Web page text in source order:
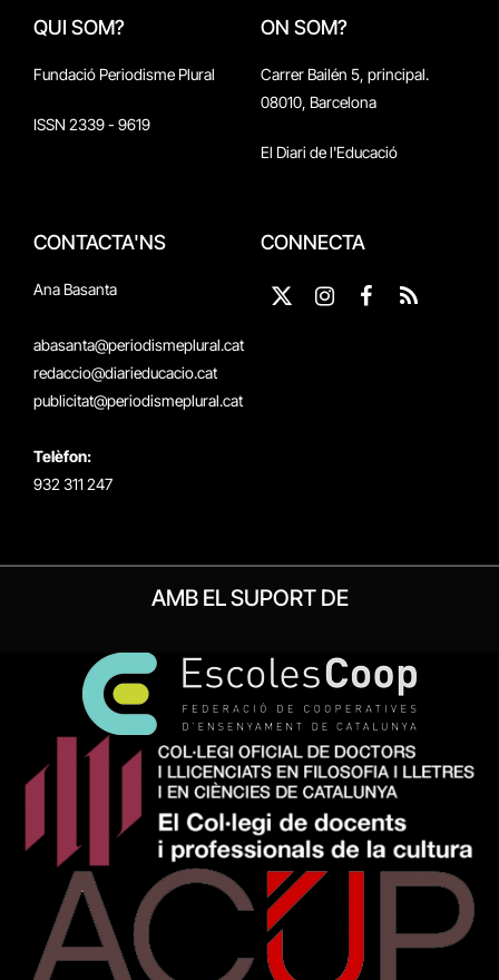
QUI SOM?
Fundació Periodisme Plural
ISSN 2339 - 9619
ON SOM?
Carrer Bailén 5, principal.
08010, Barcelona
El Diari de l'Educació
CONTACTA'NS
Ana Basanta
abasanta@periodismeplural.cat
redaccio@diarieducacio.cat
publicitat@periodismeplural.cat
Telèfon:
932 311 247
CONNECTA
X
Instagram
Facebook
RSS
AMB EL SUPORT DE